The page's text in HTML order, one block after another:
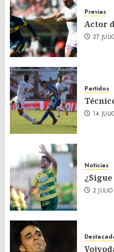
Previas
Actor
27
Partidos
14
Noticias
2